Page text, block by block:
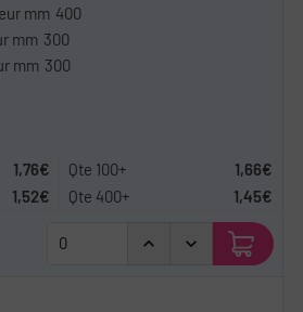
400
300
300
1,76€
1,66€
1,52€
1,45€